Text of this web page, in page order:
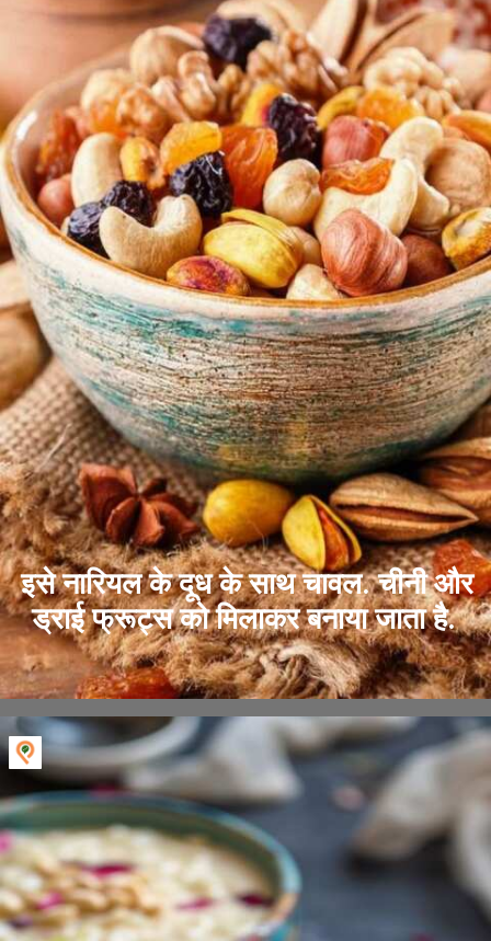
इसे नारियल के दूध के साथ चावल. चीनी और
ड्राई फ्रूट्स को मिलाकर बनाया जाता है.